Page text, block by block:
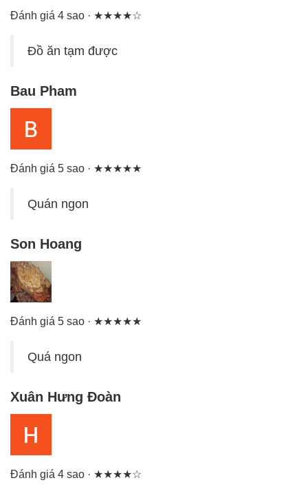
Đánh giá 4 sao · ★★★★☆
Đồ ăn tạm được
Bau Pham
Đánh giá 5 sao · ★★★★★
Quán ngon
Son Hoang
Đánh giá 5 sao · ★★★★★
Quá ngon
Xuân Hưng Đoàn
Đánh giá 4 sao · ★★★★☆